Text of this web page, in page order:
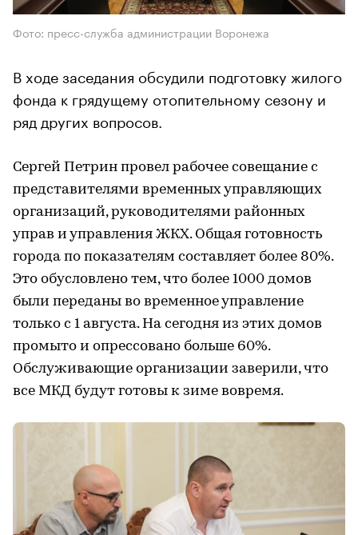
Фото: пресс-служба администрации Воронежа
В ходе заседания обсудили подготовку жилого
фонда к грядущему отопительному сезону и
ряд других вопросов.
Сергей Петрин провел рабочее совещание с
представителями временных управляющих
организаций, руководителями районных
управ и управления ЖКХ. Общая готовность
города по показателям составляет более 80%.
Это обусловлено тем, что более 1000 домов
были переданы во временное управление
только с 1 августа. На сегодня из этих домов
промыто и опрессовано больше 60%.
Обслуживающие организации заверили, что
все МКД будут готовы к зиме вовремя.